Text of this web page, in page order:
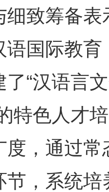
细致筹备
语国际教
了“汉语言
特色人才
度，通过
节，系统